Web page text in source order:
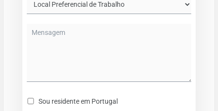
Sou residente em Portugal